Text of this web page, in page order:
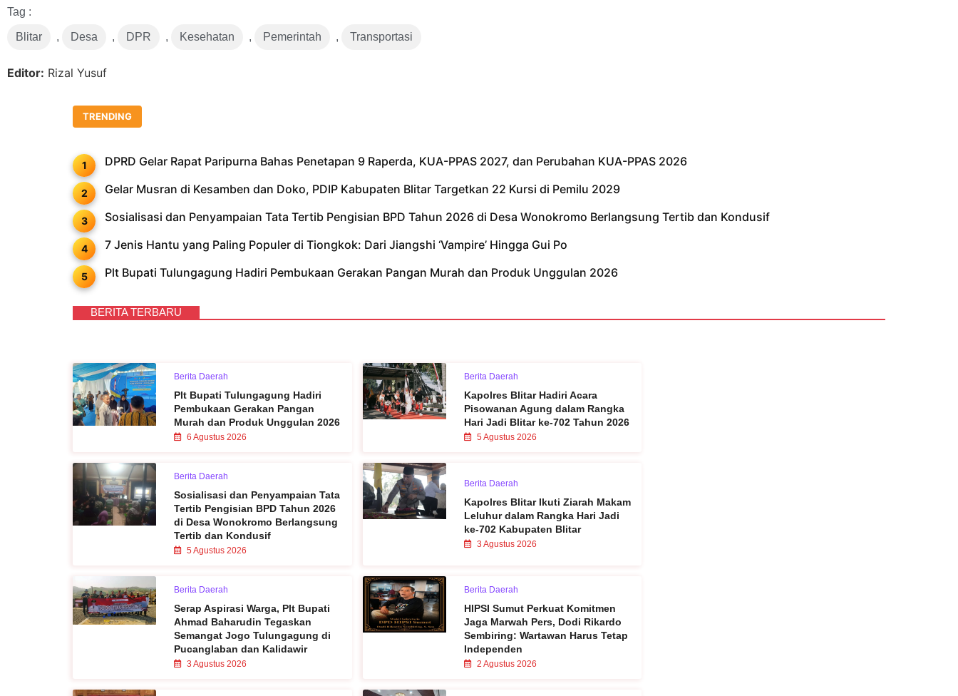
Tag :
Blitar , Desa , DPR , Kesehatan , Pemerintah , Transportasi
Editor: Rizal Yusuf
TRENDING
DPRD Gelar Rapat Paripurna Bahas Penetapan 9 Raperda, KUA-PPAS 2027, dan Perubahan KUA-PPAS 2026
Gelar Musran di Kesamben dan Doko, PDIP Kabupaten Blitar Targetkan 22 Kursi di Pemilu 2029
Sosialisasi dan Penyampaian Tata Tertib Pengisian BPD Tahun 2026 di Desa Wonokromo Berlangsung Tertib dan Kondusif
7 Jenis Hantu yang Paling Populer di Tiongkok: Dari Jiangshi ‘Vampire’ Hingga Gui Po
Plt Bupati Tulungagung Hadiri Pembukaan Gerakan Pangan Murah dan Produk Unggulan 2026
BERITA TERBARU
Berita Daerah
Plt Bupati Tulungagung Hadiri
Pembukaan Gerakan Pangan
Murah dan Produk Unggulan 2026
6 Agustus 2026
Berita Daerah
Kapolres Blitar Hadiri Acara
Pisowanan Agung dalam Rangka
Hari Jadi Blitar ke-702 Tahun 2026
5 Agustus 2026
Berita Daerah
Sosialisasi dan Penyampaian Tata
Tertib Pengisian BPD Tahun 2026
di Desa Wonokromo Berlangsung
Tertib dan Kondusif
5 Agustus 2026
Berita Daerah
Kapolres Blitar Ikuti Ziarah Makam
Leluhur dalam Rangka Hari Jadi
ke-702 Kabupaten Blitar
3 Agustus 2026
Berita Daerah
Serap Aspirasi Warga, Plt Bupati
Ahmad Baharudin Tegaskan
Semangat Jogo Tulungagung di
Pucanglaban dan Kalidawir
3 Agustus 2026
Berita Daerah
HIPSI Sumut Perkuat Komitmen
Jaga Marwah Pers, Dodi Rikardo
Sembiring: Wartawan Harus Tetap
Independen
2 Agustus 2026